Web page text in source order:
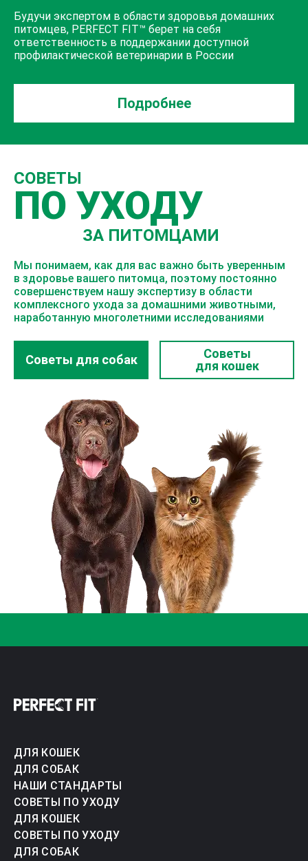
Будучи экспертом в области здоровья домашних
питомцев, PERFECT FIT™ берет на себя
ответственность в поддержании доступной
профилактической ветеринарии в России
Подробнее
СОВЕТЫ
ПО УХОДУ
ЗА ПИТОМЦАМИ
Мы понимаем, как для вас важно быть уверенным
в здоровье вашего питомца, поэтому постоянно
совершенствуем нашу экспертизу в области
комплексного ухода за домашними животными,
наработанную многолетними исследованиями
Советы для собак
Советы
для кошек
ДЛЯ КОШЕК
ДЛЯ СОБАК
НАШИ СТАНДАРТЫ
СОВЕТЫ ПО УХОДУ
ДЛЯ КОШЕК
СОВЕТЫ ПО УХОДУ
ДЛЯ СОБАК